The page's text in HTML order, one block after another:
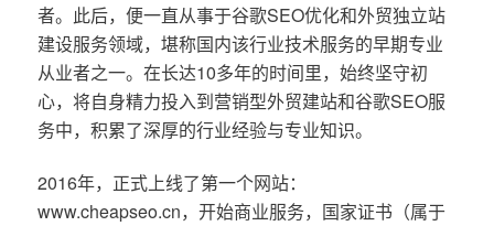
者。此后，便一直从事于谷歌SEO优化和外贸独立站
建设服务领域，堪称国内该行业技术服务的早期专业
从业者之一。在长达10多年的时间里，始终坚守初
心，将自身精力投入到营销型外贸建站和谷歌SEO服
务中，积累了深厚的行业经验与专业知识。
2016年，正式上线了第一个网站：
www.cheapseo.cn，开始商业服务，国家证书（属于